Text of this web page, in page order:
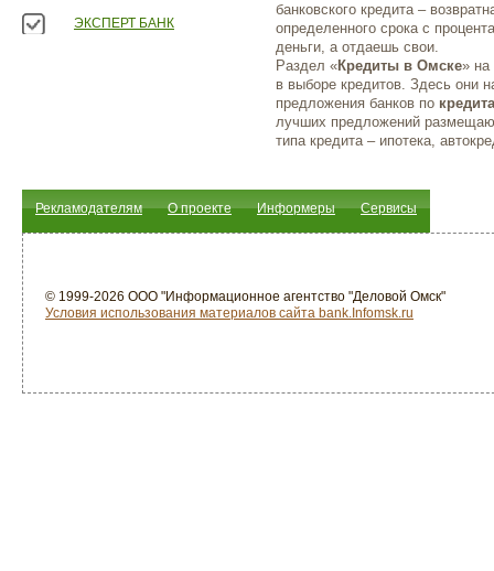
ЭКСПЕРТ БАНК
банковского кредита –
определенного срока с
деньги, а отдаешь свои.
Раздел «Кредиты в Омске» на
в выборе кредитов. Здесь они
предложения банков по
лучших предложений
типа кредита – ипотека,
Рекламодателям О проекте Информеры Сервисы
© 1999-2026 ООО "Информационное агентство "Деловой Омск"
Условия использования материалов сайта bank.Infomsk.ru